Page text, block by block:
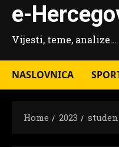
e-
Vijesti, teme, analize…
NASLOVNICA
Home 2023